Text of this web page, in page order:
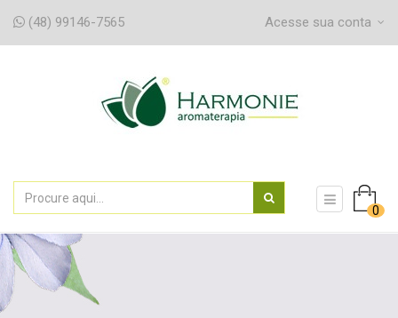
(48) 99146-7565 Acesse sua conta
0
de